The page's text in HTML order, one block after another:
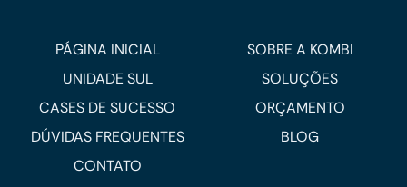
PÁGINA INICIAL
SOBRE A KOMBI
UNIDADE SUL
SOLUÇÕES
CASES DE SUCESSO
ORÇAMENTO
DÚVIDAS FREQUENTES
BLOG
CONTATO